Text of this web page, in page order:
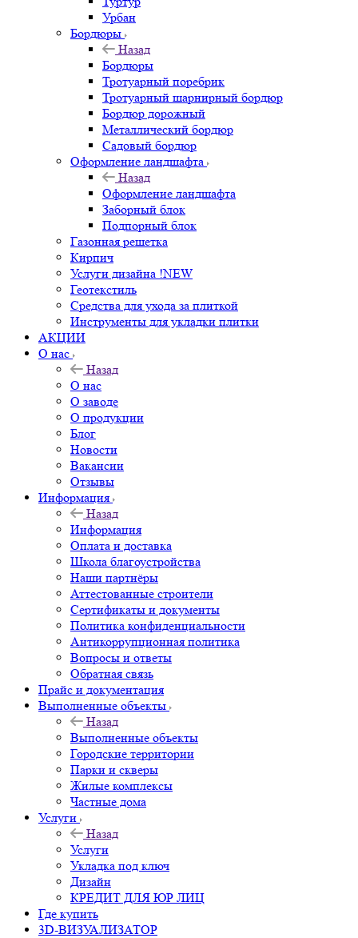
Урбан
Бордюры
Назад
Бордюры
Тротуарный поребрик
Тротуарный шарнирный бордюр
Бордюр дорожный
Металлический бордюр
Садовый бордюр
Оформление ландшафта
Назад
Оформление ландшафта
Заборный блок
Подпорный блок
Газонная решетка
Кирпич
Услуги дизайна !NEW
Геотекстиль
Средства для ухода за плиткой
Инструменты для укладки плитки
АКЦИИ
О нас
Назад
О нас
О заводе
О продукции
Блог
Новости
Вакансии
Отзывы
Информация
Назад
Информация
Оплата и доставка
Школа благоустройства
Наши партнёры
Аттестованные строители
Сертификаты и документы
Политика конфиденциальности
Антикоррупционная политика
Вопросы и ответы
Обратная связь
Прайс и документация
Выполненные объекты
Назад
Выполненные объекты
Городские территории
Парки и скверы
Жилые комплексы
Частные дома
Услуги
Назад
Услуги
Укладка под ключ
Дизайн
КРЕДИТ ДЛЯ ЮР ЛИЦ
Где купить
3D-ВИЗУАЛИЗАТОР